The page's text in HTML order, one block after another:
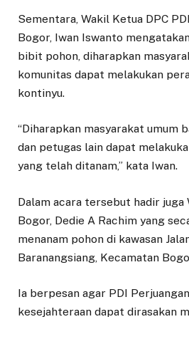
Sementara, Wakil Ketua DPC
Bogor, Iwan Iswanto
bibit pohon, diharapkan
komunitas dapat melakukan
kontinyu.
“Diharapkan masyarakat umum
dan petugas lain dapat
yang telah ditanam,” kata Iwan.
Dalam acara tersebut hadir juga
Bogor, Dedie A Rachim yang
menanam pohon di kawasan
Baranangsiang, Kecamatan
Ia berpesan agar PDI
kesejahteraan dapat dirasakan